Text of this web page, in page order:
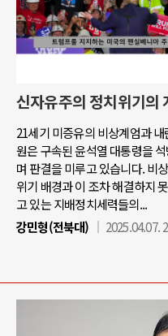
신자유주의 정치위기의
21세기 미증유의 비상계엄과
원은 구속된 윤석열 대통령을
며 판결을 미루고 있습니다. 비
위기 배경과 이 조차 해결하지
고 있는 지배정치세력들의...
강민형(전북대)
2025.04.07.